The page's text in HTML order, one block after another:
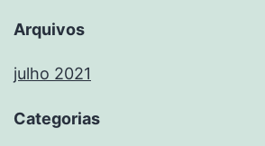
Arquivos
julho 2021
Categorias